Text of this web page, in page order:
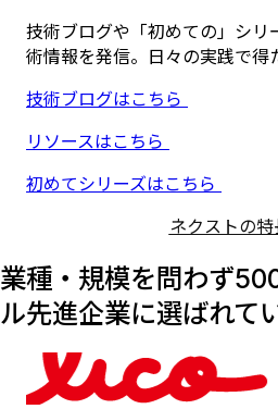
技術ブログや「初めての」シ
術情報を発信。日々の実践で得
技術ブログはこちら
リソースはこちら
初めてシリーズはこちら
ネクストの特
業種・規模を問わず
ル先進企業に選ばれて